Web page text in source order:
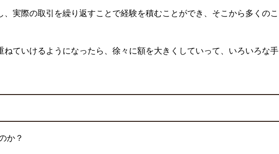
実際の取引を繰り返すことで経験を積むことができ、そこから多くのこ
ていけるようになったら、徐々に額を大きくしていって、いろいろな手
か？